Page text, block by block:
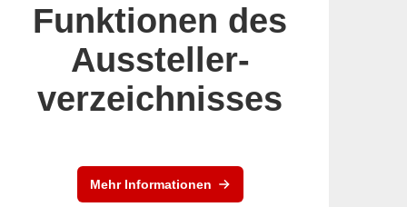
Funktionen des
Aussteller-
verzeichnisses
Mehr Informationen